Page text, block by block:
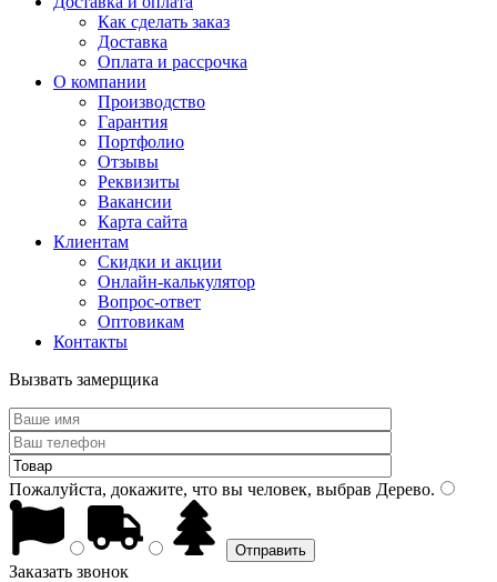
Как сделать заказ
Доставка
Оплата и рассрочка
О компании
Производство
Гарантия
Портфолио
Отзывы
Реквизиты
Вакансии
Карта сайта
Клиентам
Скидки и акции
Онлайн-калькулятор
Вопрос-ответ
Оптовикам
Контакты
Вызвать замерщика
Пожалуйста, докажите, что вы человек, выбрав Дерево.
Заказать звонок